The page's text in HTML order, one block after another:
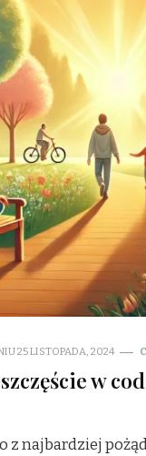
25 LISTOPADA, 2024
w
z najbardziej